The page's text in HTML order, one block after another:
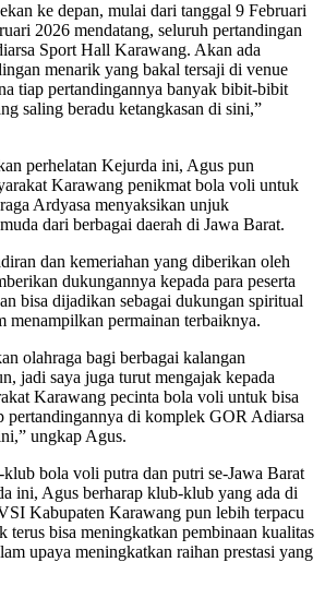
ke depan, mulai dari tanggal 9 Februari
2026 mendatang, seluruh pertandingan
Sport Hall Karawang. Akan ada
menarik yang bakal tersaji di venue
tiap pertandingannya banyak bibit-bibit
saling beradu ketangkasan di sini,”
perhelatan Kejurda ini, Agus pun
Karawang penikmat bola voli untuk
Ardyasa menyaksikan unjuk
dari berbagai daerah di Jawa Barat.
dan kemeriahan yang diberikan oleh
dukungannya kepada para peserta
bisa dijadikan sebagai dukungan spiritual
menampilkan permainan terbaiknya.
olahraga bagi berbagai kalangan
jadi saya juga turut mengajak kepada
Karawang pecinta bola voli untuk bisa
pertandingannya di komplek GOR Adiarsa
ungkap Agus.
bola voli putra dan putri se-Jawa Barat
ini, Agus berharap klub-klub yang ada di
Kabupaten Karawang pun lebih terpacu
terus bisa meningkatkan pembinaan kualitas
upaya meningkatkan raihan prestasi yang